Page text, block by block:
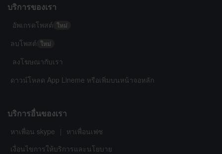
บริการของเรา
อัพเกรดโพสต์ ใหม่
ลบโพสต์ ใหม่
ลงโฆษณากับเรา
ดาวน์โหลด App Lineme หรือเพิ่มบนหน้าจอหลัก
บริการอื่นของเรา
หาเพื่อน skype |
หาเพื่อนเฟซ
เงื่อนไขการให้บริการและนโยบาย